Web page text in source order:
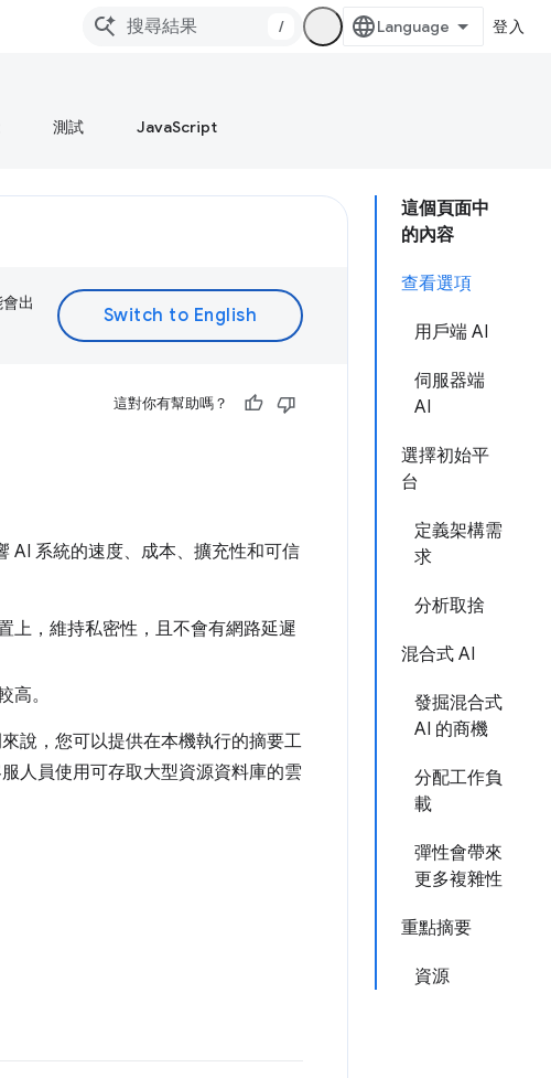
/ 登入
測試 JavaScript
這個頁面中
的內容
查看選項
用戶端 AI
伺服器端
AI
選擇初始平
台
定義架構需
求
分析取捨
混合式 AI
發掘混合式
AI 的商機
分配工作負
載
彈性會帶來
更多複雜性
重點摘要
資源
出
這對你有幫助嗎？
AI 系統的速度、成本、擴充性和可信
上，維持私密性，且不會有網路延遲
高。
說，您可以提供在本機執行的摘要工
人員使用可存取大型資源資料庫的雲